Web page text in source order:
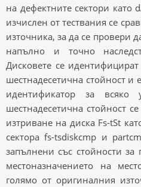
на дефектните сектори като
изчислен от тествания се
източника, за да се провери
напълно и точно
Дисковете се
шестнадесетична стойност и
идентификатор за всяко
шестнадесетична стойност
изтриване на диска Fs-tSt
сектора fs-tsdiskcmp и
запълнени със стойности
местоназначението на
голямо от оригиналния